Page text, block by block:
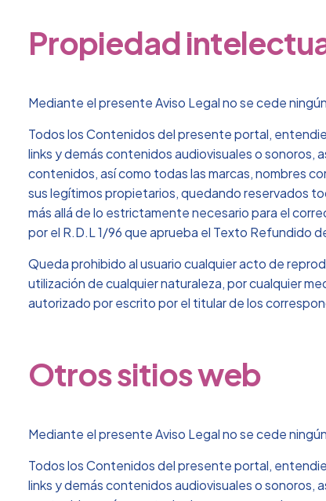
Propiedad
Mediante el presente Aviso Legal no se cede
Todos los Contenidos del presente portal,
links y demás contenidos audiovisuales o
contenidos, así como todas las marcas, nombres
sus legítimos propietarios, quedando reservados
más allá de lo estrictamente necesario para el
por el R.D.L 1/96 que aprueba el Texto Refundido
Queda prohibido al usuario cualquier acto de
utilización de cualquier naturaleza, por cualquier
autorizado por escrito por el titular de los
Otros sitios web
Mediante el presente Aviso Legal no se cede
Todos los Contenidos del presente portal,
links y demás contenidos audiovisuales o